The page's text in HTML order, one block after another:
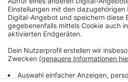
Anzeige